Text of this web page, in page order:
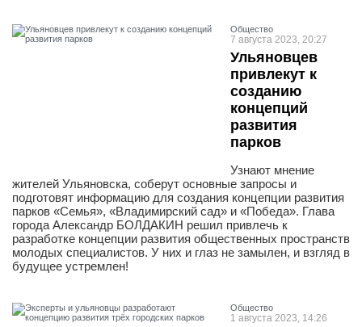
Общество
7 августа 2023, 20:27
Ульяновцев
привлекут к
созданию
концепций
развития
парков
Узнают мнение
жителей Ульяновска, соберут основные запросы и
подготовят информацию для создания концепции развития
парков «Семья», «Владимирский сад» и «Победа». Глава
города Александр БОЛДАКИН решил привлечь к
разработке концепции развития общественных пространств
молодых специалистов. У них и глаз не замылен, и взгляд в
будущее устремлен!
Общество
1 августа 2023, 14:26